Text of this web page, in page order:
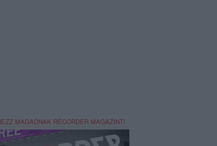
MAGADNAK RECORDER MAGAZINT!